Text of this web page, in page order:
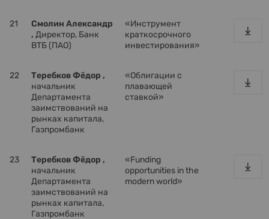
21
Смолин Александр
, Директор, Банк
ВТБ (ПАО)
«Инструмент
краткосрочного
инвестирования»
22
Теребков Фёдор ,
начальник
Департамента
заимствований на
рынках капитала,
Газпромбанк
«Облигации с
плавающей
ставкой»
23
Теребков Фёдор ,
начальник
Департамента
заимствований на
рынках капитала,
Газпромбанк
«Funding
opportunities in the
modern world»